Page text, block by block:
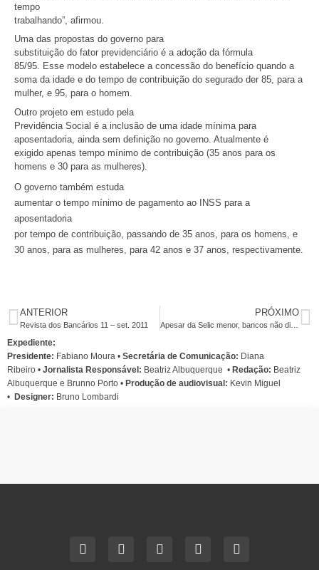
tempo
trabalhando”, afirmou.
Uma das propostas do governo para
substituição do fator previdenciário é a adoção da fórmula
85/95. Esse modelo estabelece a concessão do benefício quando a
soma da idade e do tempo de contribuição do segurado der 85, para a
mulher, e 95, para o homem.
Outro projeto em estudo pela
Previdência Social é a inclusão de uma idade mínima para
aposentadoria, ainda sem definição no governo. Atualmente é
exigido apenas tempo mínimo de contribuição (35 anos para os
homens e 30 para as mulheres).
O governo também estuda
aumentar o tempo mínimo de pagamento ao INSS para a
aposentadoria
por tempo de contribuição, passando de 35 anos, para os homens, e
30 anos, para as mulheres, para 42 anos e 37 anos, respectivamente.
ANTERIOR
Revista dos Bancários 11 – set. 2011
PRÓXIMO
Apesar da Selic menor, bancos não diminuem taxa de juros
Expediente:
Presidente: Fabiano Moura • Secretária de Comunicação: Diana
Ribeiro • Jornalista Responsável: Beatriz Albuquerque • Redação: Beatriz
Albuquerque e Brunno Porto • Produção de audiovisual: Kevin Miguel
• Designer: Bruno Lombardi